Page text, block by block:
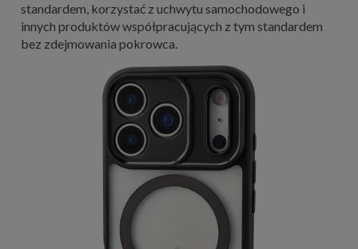
standardem, korzystać z uchwytu samochodowego i
innych produktów współpracujących z tym standardem
bez zdejmowania pokrowca.